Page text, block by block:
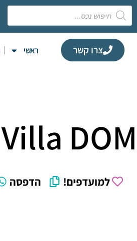
צרו קשר ראשי
Villa DOM
למועדפים! הדפסה